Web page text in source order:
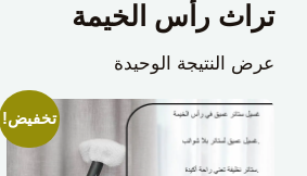
تراث رأس الخيمة
عرض النتيجة الوحيدة
تخفيض!